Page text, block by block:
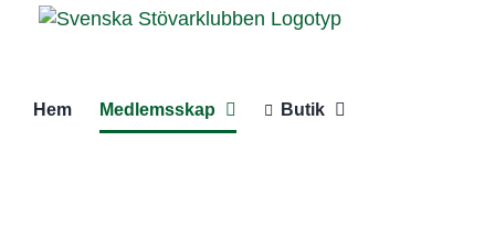
Fortsätt
Hem Medlemsskap Butik